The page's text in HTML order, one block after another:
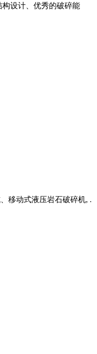
设计、优秀的破碎能
移动式液压岩石破碎机, .